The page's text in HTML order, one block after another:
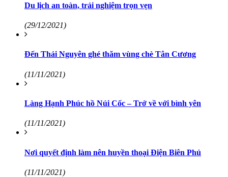
Du lịch an toàn, trải nghiệm trọn vẹn
(29/12/2021)
Đến Thái Nguyên ghé thăm vùng chè Tân Cương
(11/11/2021)
Làng Hạnh Phúc hồ Núi Cốc – Trở về với bình yên
(11/11/2021)
Nơi quyết định làm nên huyền thoại Điện Biên Phủ
(11/11/2021)